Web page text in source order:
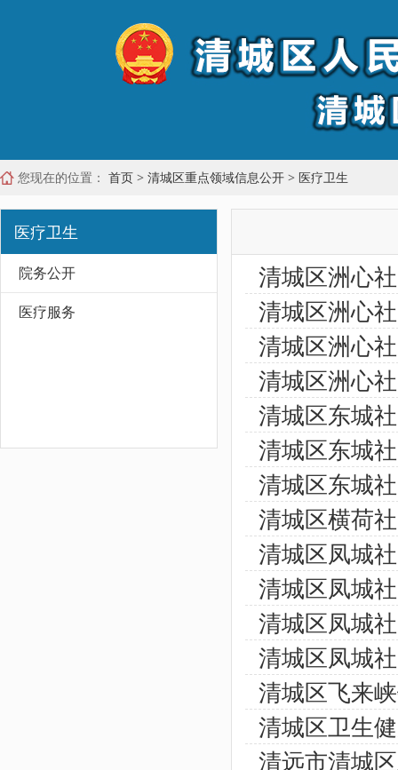
您现在的位置： 首页 > 清城区重点领域信息公开 > 医疗卫生
医疗卫生
院务公开
医疗服务
清城区洲心
清城区洲心
清城区洲心
清城区洲心
清城区东城
清城区东城
清城区东城
清城区横荷
清城区凤城
清城区凤城
清城区凤城
清城区凤城
清城区飞来
清城区卫生
清远市清城